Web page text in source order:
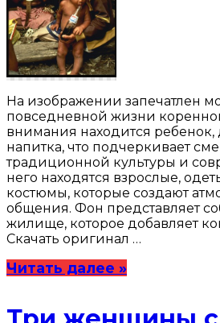
На изображении запечатлен
повседневной жизни
внимания находится
напитка, что подчеркивает
традиционной культуры и
него находятся взрослые,
костюмы, которые создают
общения. Фон представляет
жилище, которое добавляет
Скачать оригинал …
Читать далее »